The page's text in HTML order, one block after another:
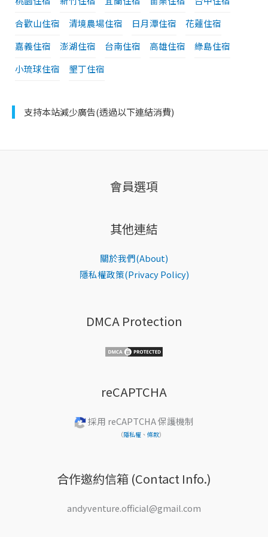
合歡山住宿
清境農場住宿 日月潭住宿
花蓮住宿
嘉義住宿
澎湖住宿 台南住宿 高雄住宿
綠島住宿
小琉球住宿
墾丁住宿
支持本站減少廣告(透過以下連結消費)
會員選項
其他連結
關於我們(About)
隱私權政策(Privacy Policy)
DMCA Protection
reCAPTCHA
採用 reCAPTCHA 保護機制
（隱私權、 條款）
合作邀約信箱 (Contact Info.)
andyventure.official@gmail.com